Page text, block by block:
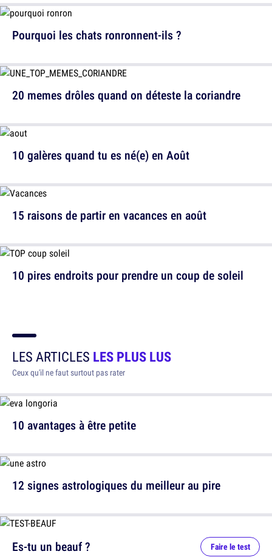
20 memes drôles quand on déteste la coriandre
15 raisons de partir en vacances en août
Pourquoi les chats ronronnent-ils ?
10 galères quand tu es né(e) en Août
10 pires endroits pour prendre un coup de soleil
LES ARTICLES LES PLUS LUS
Ceux qu'il ne faut surtout pas rater
10 avantages à être petite
12 signes astrologiques du meilleur au pire
Es-tu un beauf ? Faire le test